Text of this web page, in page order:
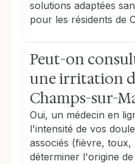
solutions adaptées
pour les résidents de
Peut-on
une irritation
Champs-sur-
Oui, un médecin en
l'intensité de vos
associés (fièvre,
déterminer l'origine